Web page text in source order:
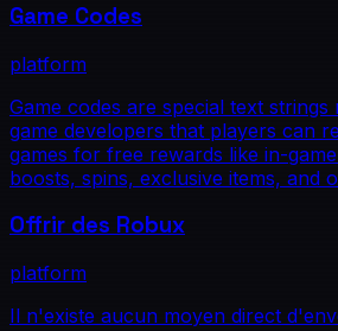
Game Codes
platform
Game codes are special text strings
game developers that players can
games for free rewards like in-
boosts, spins, exclusive items, and
Offrir des Robux
platform
Il n'existe aucun moyen direct